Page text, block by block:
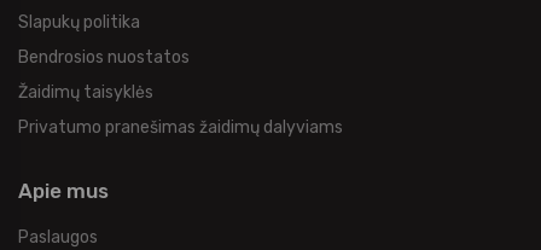
Slapukų politika
Bendrosios nuostatos
Žaidimų taisyklės
Privatumo pranešimas žaidimų dalyviams
Apie mus
Paslaugos